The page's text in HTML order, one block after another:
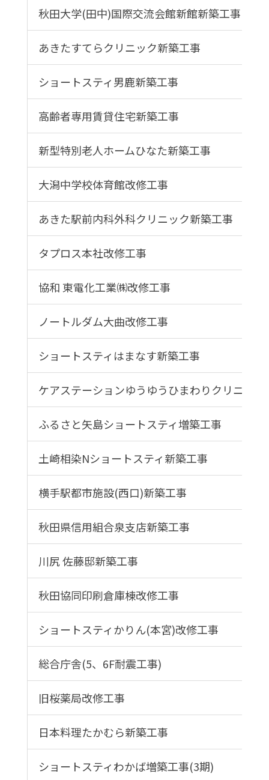
秋田大学(田中)国際交流会館新館新築工事
あきたすてらクリニック新築工事
ショートスティ男鹿新築工事
高齢者専用賃貸住宅新築工事
新型特別老人ホームひなた新築工事
大潟中学校体育館改修工事
あきた駅前内科外科クリニック新築工事
タプロス本社改修工事
協和 東電化工業㈱改修工事
ノートルダム大曲改修工事
ショートスティはまなす新築工事
ケアステーションゆうゆうひまわりクリニッ
ふるさと矢島ショートスティ増築工事
土崎相染Nショートスティ新築工事
横手駅都市施設(西口)新築工事
秋田県信用組合泉支店新築工事
川尻 佐藤邸新築工事
秋田協同印刷倉庫棟改修工事
ショートスティかりん(本宮)改修工事
総合庁舎(5、6F耐震工事)
旧桜薬局改修工事
日本料理たかむら新築工事
ショートスティわかば増築工事(3期)